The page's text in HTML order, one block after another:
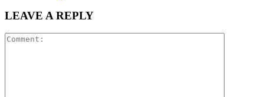
LEAVE A REPLY